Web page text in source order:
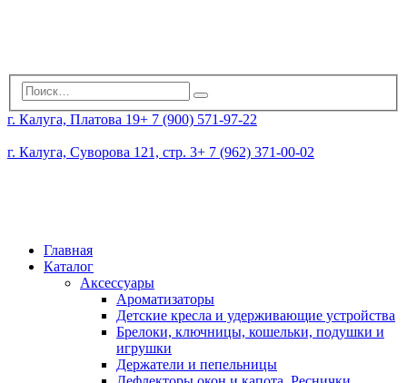
г. Калуга, Платова 19+ 7 (900) 571-97-22
г. Калуга, Суворова 121, стр. 3+ 7 (962) 371-00-02
Главная
Каталог
Аксессуары
Ароматизаторы
Детские кресла и удерживающие устройства
Брелоки, ключницы, кошельки, подушки и
игрушки
Держатели и пепельницы